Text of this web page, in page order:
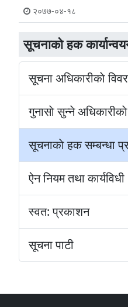
सूचनाकाे हक
सूचना अधिकारीकाे
गुनासाे सुन्ने
सूचनाकाे हक सम्बन्धा
ऐन नियम तथा कार्यविधी
स्वत: प्रकाशन
सूचना पाटी
२०७७-०४-१८